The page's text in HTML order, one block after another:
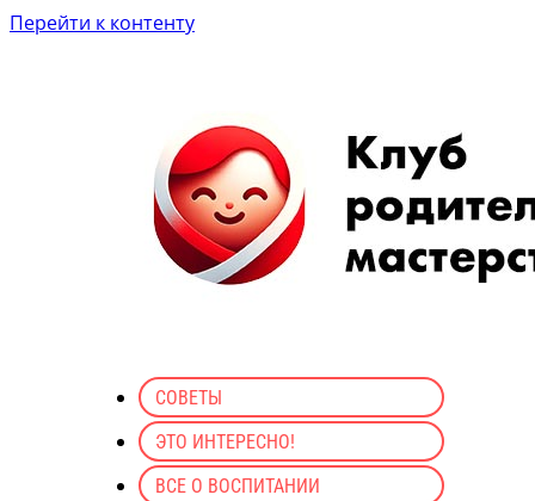
Перейти к контенту
СОВЕТЫ
ЭТО ИНТЕРЕСНО!
ВСЕ О ВОСПИТАНИИ